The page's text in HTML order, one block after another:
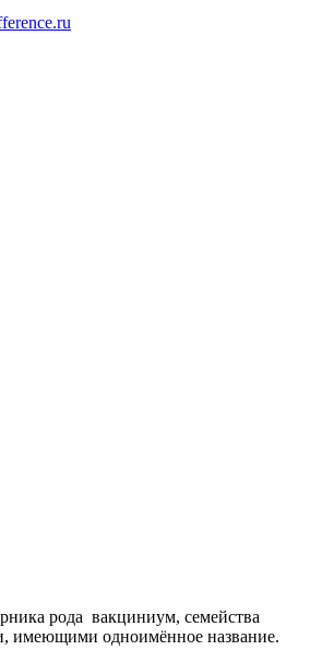
рода вакциниум, семейства
имеющими одноимённое название.